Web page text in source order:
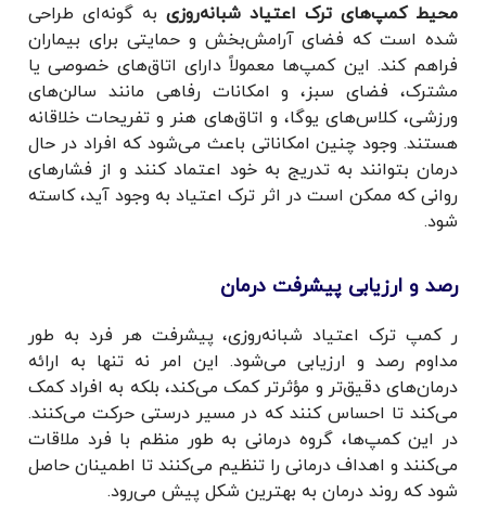
محیط کمپ‌های ترک اعتیاد شبانه‌روزی به گونه‌ای طراحی
شده است که فضای آرامش‌بخش و حمایتی برای بیماران
فراهم کند. این کمپ‌ها معمولاً دارای اتاق‌های خصوصی یا
مشترک، فضای سبز، و امکانات رفاهی مانند سالن‌های
ورزشی، کلاس‌های یوگا، و اتاق‌های هنر و تفریحات خلاقانه
هستند. وجود چنین امکاناتی باعث می‌شود که افراد در حال
درمان بتوانند به تدریج به خود اعتماد کنند و از فشارهای
روانی که ممکن است در اثر ترک اعتیاد به وجود آید، کاسته
شود.
رصد و ارزیابی پیشرفت درمان
ر کمپ ترک اعتیاد شبانه‌روزی، پیشرفت هر فرد به طور
مداوم رصد و ارزیابی می‌شود. این امر نه تنها به ارائه
درمان‌های دقیق‌تر و مؤثرتر کمک می‌کند، بلکه به افراد کمک
می‌کند تا احساس کنند که در مسیر درستی حرکت می‌کنند.
در این کمپ‌ها، گروه درمانی به طور منظم با فرد ملاقات
می‌کنند و اهداف درمانی را تنظیم می‌کنند تا اطمینان حاصل
شود که روند درمان به بهترین شکل پیش می‌رود.